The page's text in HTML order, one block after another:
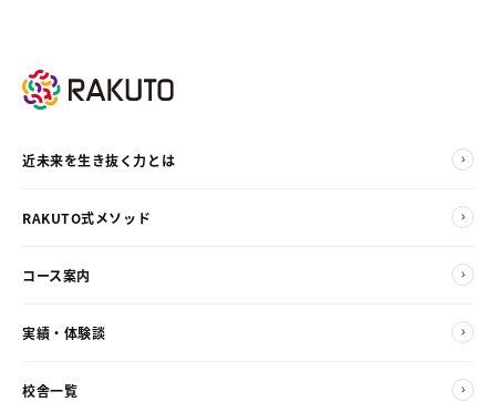
近未来を生き抜く力とは
RAKUTO式メソッド
コース案内
実績・体験談
校舎一覧